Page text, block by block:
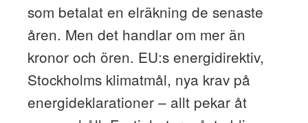
som betalat en elräkning de senaste
åren. Men det handlar om mer än
kronor och ören. EU:s energidirektiv,
Stockholms klimatmål, nya krav på
energideklarationer – allt pekar åt